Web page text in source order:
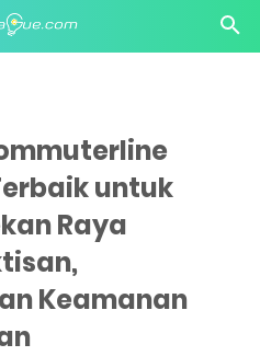
untuk
Raya
Keamanan